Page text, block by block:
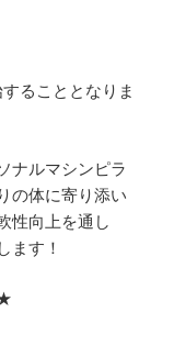
ることとなりま
ナルマシンピラ
の体に寄り添い
性向上を通し
ます！